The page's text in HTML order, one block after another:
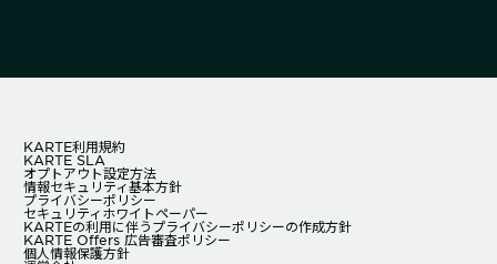
KARTE利用規約
KARTE SLA
オプトアウト設定方法
情報セキュリティ基本方針
プライバシーポリシー
セキュリティホワイトペーパー
KARTEの利用に伴うプライバシーポリシーの作成方針
KARTE Offers 広告審査ポリシー
個人情報保護方針